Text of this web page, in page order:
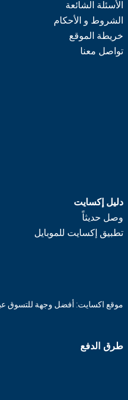
الأسئلة الشائعة
الشروط و الأحكام
خريطة الموقع
تواصل معنا
دليل إكسايت
وصل حديثاً
تطبيق إكسايت للموبايل
موقع اكسايت: أفضل وجهة للتسوق
طرق الدفع